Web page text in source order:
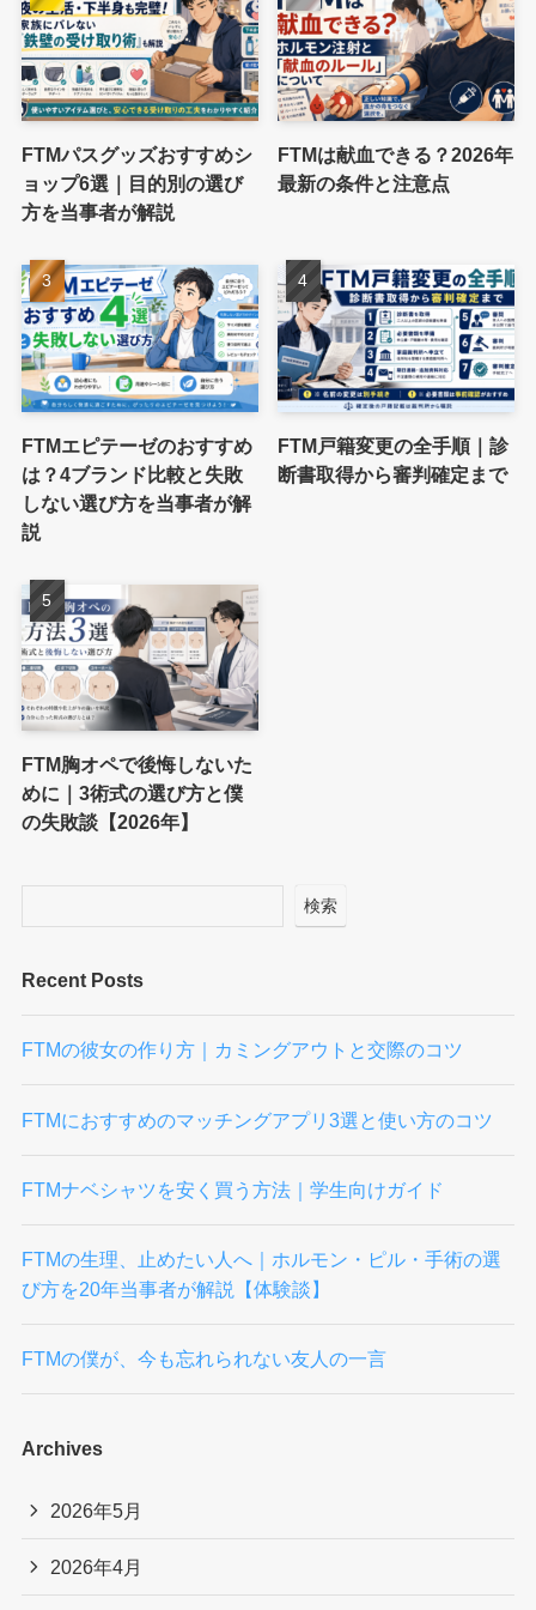
FTMパスグッズおすすめシ
ョップ6選｜目的別の選び
方を当事者が解説
FTMは献血できる？2026年
最新の条件と注意点
FTMエピテーゼのおすすめ
は？4ブランド比較と失敗
しない選び方を当事者が解
説
FTM戸籍変更の全手順｜診
断書取得から審判確定まで
FTM胸オペで後悔しないた
めに｜3術式の選び方と僕
の失敗談【2026年】
検索
Recent Posts
FTMの彼女の作り方｜カミングアウトと交際のコツ
FTMにおすすめのマッチングアプリ3選と使い方のコツ
FTMナベシャツを安く買う方法｜学生向けガイド
FTMの生理、止めたい人へ｜ホルモン・ピル・手術の選
び方を20年当事者が解説【体験談】
FTMの僕が、今も忘れられない友人の一言
Archives
2026年5月
2026年4月